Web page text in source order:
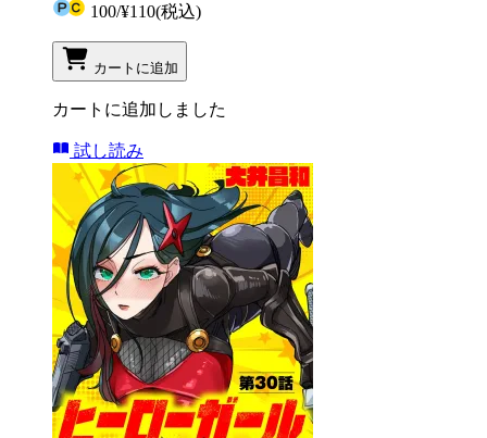
100/¥110(税込)
カートに追加
カートに追加しました
試し読み